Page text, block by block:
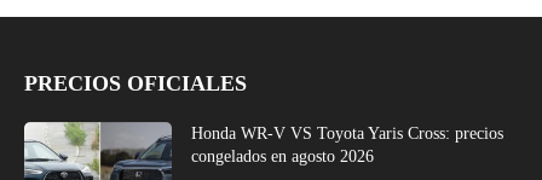
PRECIOS OFICIALES
Honda WR-V VS Toyota Yaris Cross: precios
congelados en agosto 2026